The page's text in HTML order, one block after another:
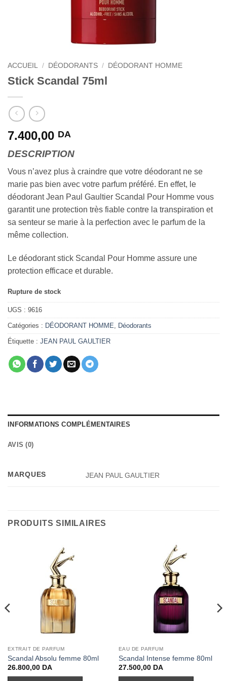
ACCUEIL / DÉODORANTS / DÉODORANT HOMME
Stick Scandal 75ml
7.400,00 DA
DESCRIPTION
Vous n’avez plus à craindre que votre déodorant ne se
marie pas bien avec votre parfum préféré. En effet, le
déodorant Jean Paul Gaultier Scandal Pour Homme vous
garantit une protection très fiable contre la transpiration et
sa senteur se marie à la perfection avec le parfum de la
même collection.
Le déodorant stick Scandal Pour Homme assure une
protection efficace et durable.
Rupture de stock
UGS : 9616
Catégories : DÉODORANT HOMME, Déodorants
Étiquette : JEAN PAUL GAULTIER
INFORMATIONS COMPLÉMENTAIRES
AVIS (0)
MARQUES JEAN PAUL GAULTIER
PRODUITS SIMILAIRES
EXTRAIT DE PARFUM
Scandal Absolu femme 80ml
26.800,00 DA
EAU DE PARFUM
Scandal Intense femme 80ml
27.500,00 DA